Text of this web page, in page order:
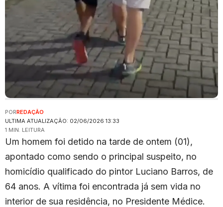
ULTIMA ATUALIZAÇÃO: 02/06/2026 13:33
PORREDAÇÃO
1 MIN. LEITURA
Um homem foi detido na tarde de ontem (01),
apontado como sendo o principal suspeito, no
homicídio qualificado do pintor Luciano Barros, de
64 anos. A vítima foi encontrada já sem vida no
interior de sua residência, no Presidente Médice.